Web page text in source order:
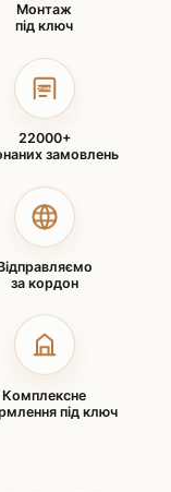
Монтаж
під ключ
22K+
22000+
замовлень
за кордон
Комплексне
під ключ